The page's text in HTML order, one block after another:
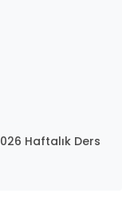
Haftalık Ders